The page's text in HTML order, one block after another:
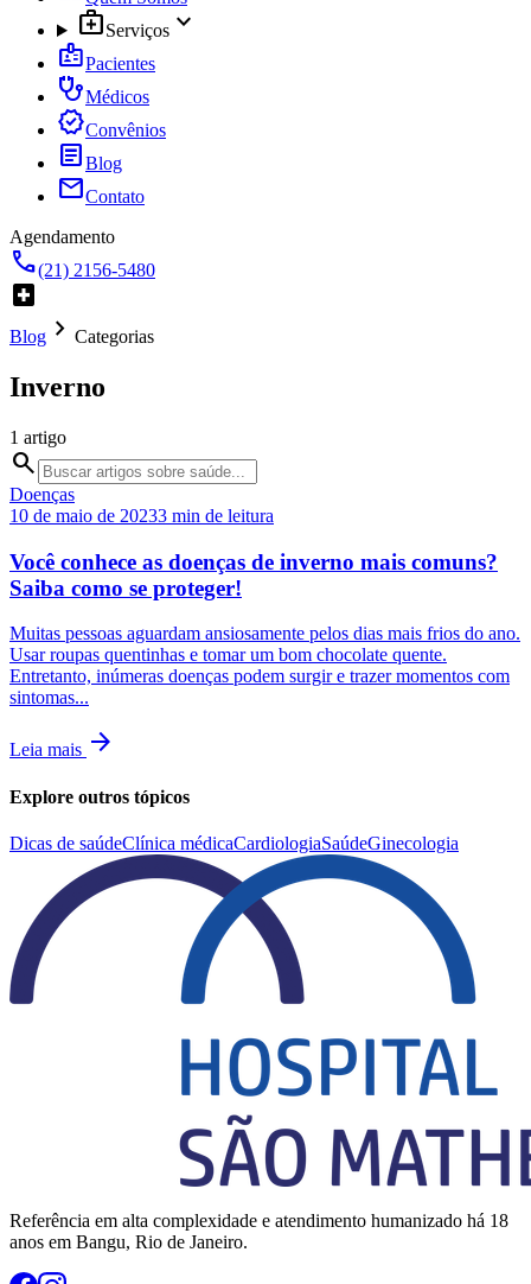
medical_servicesServiçosexpand_more
badgePacientes
stethoscopeMédicos
verifiedConvênios
articleBlog
mailContato
Agendamento
call(21) 2156-5480
local_hospital
Blog chevron_right Categorias
Inverno
1 artigo
search
Doenças
10 de maio de 20233 min de leitura
Você conhece as doenças de inverno mais comuns?
Saiba como se proteger!
Muitas pessoas aguardam ansiosamente pelos dias mais frios do ano.
Usar roupas quentinhas e tomar um bom chocolate quente.
Entretanto, inúmeras doenças podem surgir e trazer momentos com
sintomas...
Leia mais arrow_forward
Explore outros tópicos
Dicas de saúdeClínica médicaCardiologiaSaúdeGinecologia
Referência em alta complexidade e atendimento humanizado há 18
anos em Bangu, Rio de Janeiro.